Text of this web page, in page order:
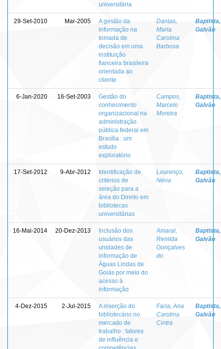
universitária
29-Set-2010 Mar-2005
A gestão da
informação na
tomada de
decisão em uma
instituição
fianceira brasileira
orientada ao
cliente
Dantas,
Maria
Carolina
Barbosa
Galvão
6-Jan-2020 16-Set-2003
Gestão do
conhecimento
organizacional na
administração
pública federal em
Brasília : um
estudo
exploratório
Campos,
Marcelo
Moreira
Galvão
17-Set-2012 9-Abr-2012
Identificação de
critérios de
seleção para a
área do Direito em
bibliotecas
universitárias
Lourenço,
Néria
Galvão
16-Mai-2014 20-Dez-2013
Inclusão dos
usuários das
unidades de
informação de
Águas Lindas de
Goiás por meio do
acesso à
informação
Amaral,
Renilda
Gonçalves
do
Galvão
4-Dez-2015 2-Jul-2015
A inserção do
bibliotecário no
mercado de
trabalho : fatores
de influência e
Faria, Ana
Carolina
Cintra
Galvão